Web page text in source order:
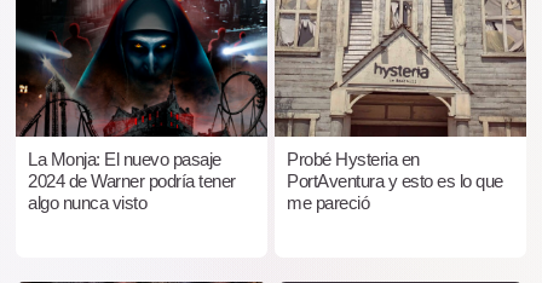
La Monja: El nuevo pasaje
2024 de Warner podría tener
algo nunca visto
Probé Hysteria en
PortAventura y esto es lo que
me pareció